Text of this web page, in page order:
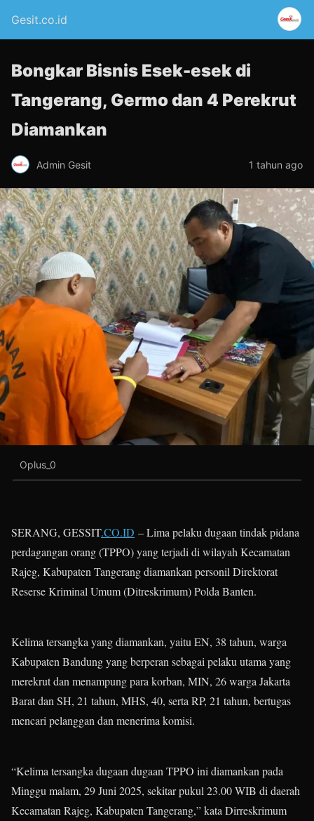
Gesit.co.id
Bongkar Bisnis Esek-esek di
Tangerang, Germo dan 4 Perekrut
Diamankan
Admin Gesit 1 tahun ago
Oplus_0
SERANG, GESSIT.CO.ID – Lima pelaku dugaan tindak pidana
perdagangan orang (TPPO) yang terjadi di wilayah Kecamatan
Rajeg, Kabupaten Tangerang diamankan personil Direktorat
Reserse Kriminal Umum (Ditreskrimum) Polda Banten.
Kelima tersangka yang diamankan, yaitu EN, 38 tahun, warga
Kabupaten Bandung yang berperan sebagai pelaku utama yang
merekrut dan menampung para korban, MIN, 26 warga Jakarta
Barat dan SH, 21 tahun, MHS, 40, serta RP, 21 tahun, bertugas
mencari pelanggan dan menerima komisi.
“Kelima tersangka dugaan dugaan TPPO ini diamankan pada
Minggu malam, 29 Juni 2025, sekitar pukul 23.00 WIB di daerah
Kecamatan Rajeg, Kabupaten Tangerang,” kata Dirreskrimum